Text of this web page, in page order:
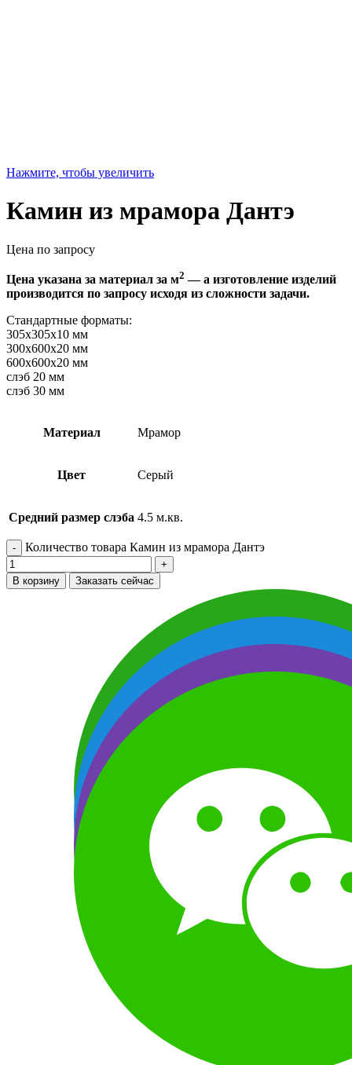
Нажмите, чтобы увеличить
Камин из мрамора Дантэ
Цена по запросу
Цена указана за материал за м2 — а изготовление изделий
производится по запросу исходя из сложности задачи.
Стандартные форматы:
305х305х10 мм
300х600х20 мм
600х600х20 мм
слэб 20 мм
слэб 30 мм
Материал Мрамор
Цвет Серый
Средний размер слэба 4.5 м.кв.
Количество товара Камин из мрамора Дантэ
В корзину Заказать сейчас